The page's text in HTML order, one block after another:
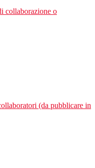
collaborazione o
(da pubblicare in